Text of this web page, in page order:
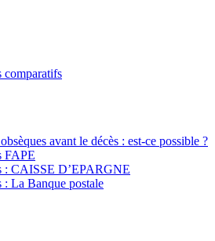
comparatifs
avant le décès : est-ce possible ?
FAPE
: CAISSE D’EPARGNE
: La Banque postale